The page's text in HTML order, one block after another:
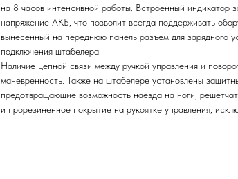
на 8 часов интенсивной работы. Встроенный индикатор
напряжение АКБ, что позволит всегда поддерживать
вынесенный на переднюю панель разъем для зарядного
подключения штабелера.
Наличие цепной связи между ручкой управления и
маневренность. Также на штабелере установлены
предотвращающие возможность наезда на ноги,
и прорезиненное покрытие на рукоятке управления,